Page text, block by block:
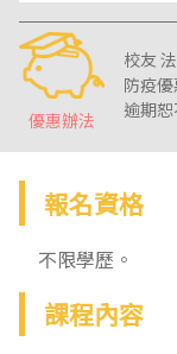
優惠辦法
校友
防疫
報名資格
課程內容